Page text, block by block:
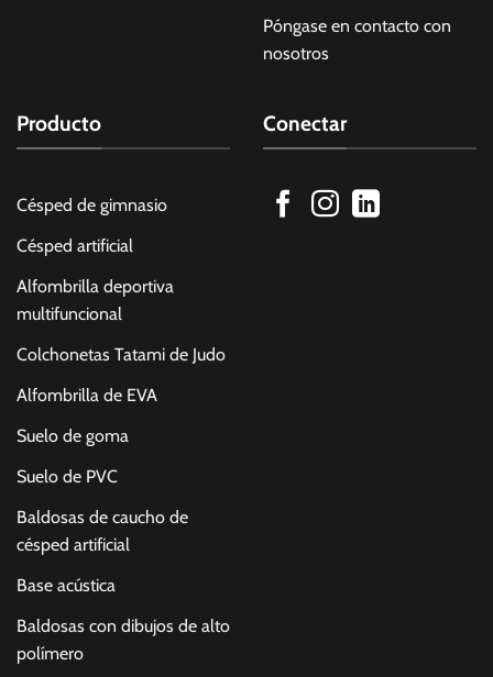
Póngase en contacto con
nosotros
Producto
Césped de gimnasio
Césped artificial
Alfombrilla deportiva
multifuncional
Colchonetas Tatami de Judo
Alfombrilla de EVA
Suelo de goma
Suelo de PVC
Baldosas de caucho de
césped artificial
Base acústica
Baldosas con dibujos de alto
polímero
Conectar